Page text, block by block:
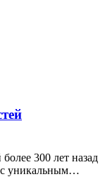
300 лет назад
с уникальным…